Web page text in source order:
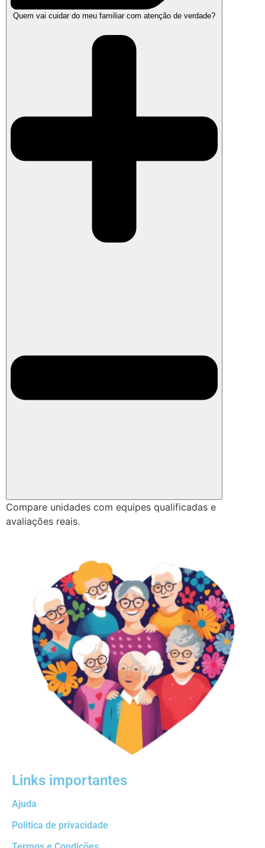
Quem vai cuidar do meu familiar com atenção de verdade?
Compare unidades com equipes qualificadas e
avaliações reais.
Links importantes
Ajuda
Politica de privacidade